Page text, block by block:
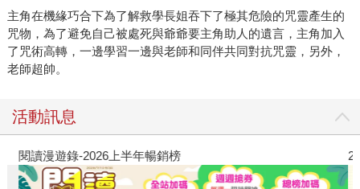
主角在機緣巧合下為了解救學長姐吞下了極其危險的咒靈產生的
咒物，為了避免自己被處死與爺爺要主角助人的遺言，主角加入
了咒術高轉，一邊學習一邊與老師和同伴共同對抗咒靈，另外，
老師超帥。
活動訊息
閱讀漫遊錄-2026上半年暢銷榜